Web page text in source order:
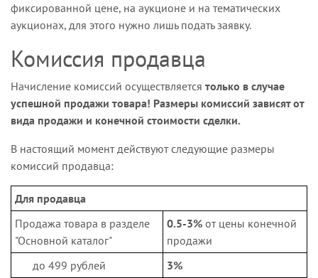
фиксированной цене, на аукционе и на тематических
аукционах, для этого нужно лишь подать заявку.
Комиссия продавца
Начисление комиссий осуществляется только в случае
успешной продажи товара! Размеры комиссий зависят от
вида продажи и конечной стоимости сделки.
В настоящий момент действуют следующие размеры
комиссий продавца:
Для продавца
Продажа товара в разделе
"Основной каталог"
0.5-3% от цены конечной
продажи
до 499 рублей
3%